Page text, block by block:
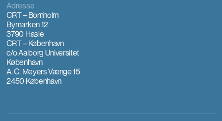
Adresse
CRT – Bornholm
Bymarken 12
3790 Hasle
CRT – København
c/o Aalborg Universitet
København
A. C. Meyers Vænge 15
2450 København